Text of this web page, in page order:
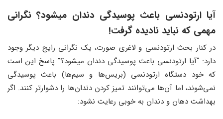
آیا ارتودنسی باعث پوسیدگی دندان میشود؟ نگرانی
مهمی که نباید نادیده گرفت!
در کنار بحث ارتودنسی و لاغری صورت، یک نگرانی رایج دیگر وجود
دارد: “آیا ارتودنسی باعث پوسیدگی دندان میشود؟” پاسخ این است
که خود دستگاه ارتودنسی (بریس‌ها و سیم‌ها) باعث پوسیدگی
نمی‌شوند، اما آن‌ها می‌توانند تمیز کردن دندان‌ها را دشوارتر کنند. اگر
بهداشت دهان و دندان به خوبی رعایت نشود: